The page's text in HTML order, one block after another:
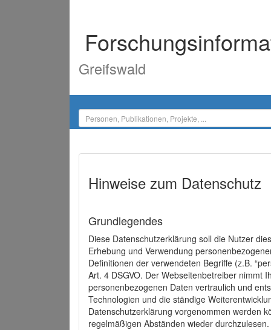
Greifswald
Hinweise zum Datenschutz
Grundlegendes
Diese Datenschutzerklärung soll die Nutzer
Erhebung und Verwendung
Definitionen der verwendeten Begriffe (z.B.
Art. 4 DSGVO. Der Webseitenbetreiber nimmt
personenbezogenen Daten vertraulich und
Technologien und die ständige
Datenschutzerklärung vorgenommen werden
regelmäßigen Abständen wieder durchzulesen.